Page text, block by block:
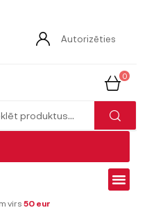
Autorizēties
0
virs 50 eur